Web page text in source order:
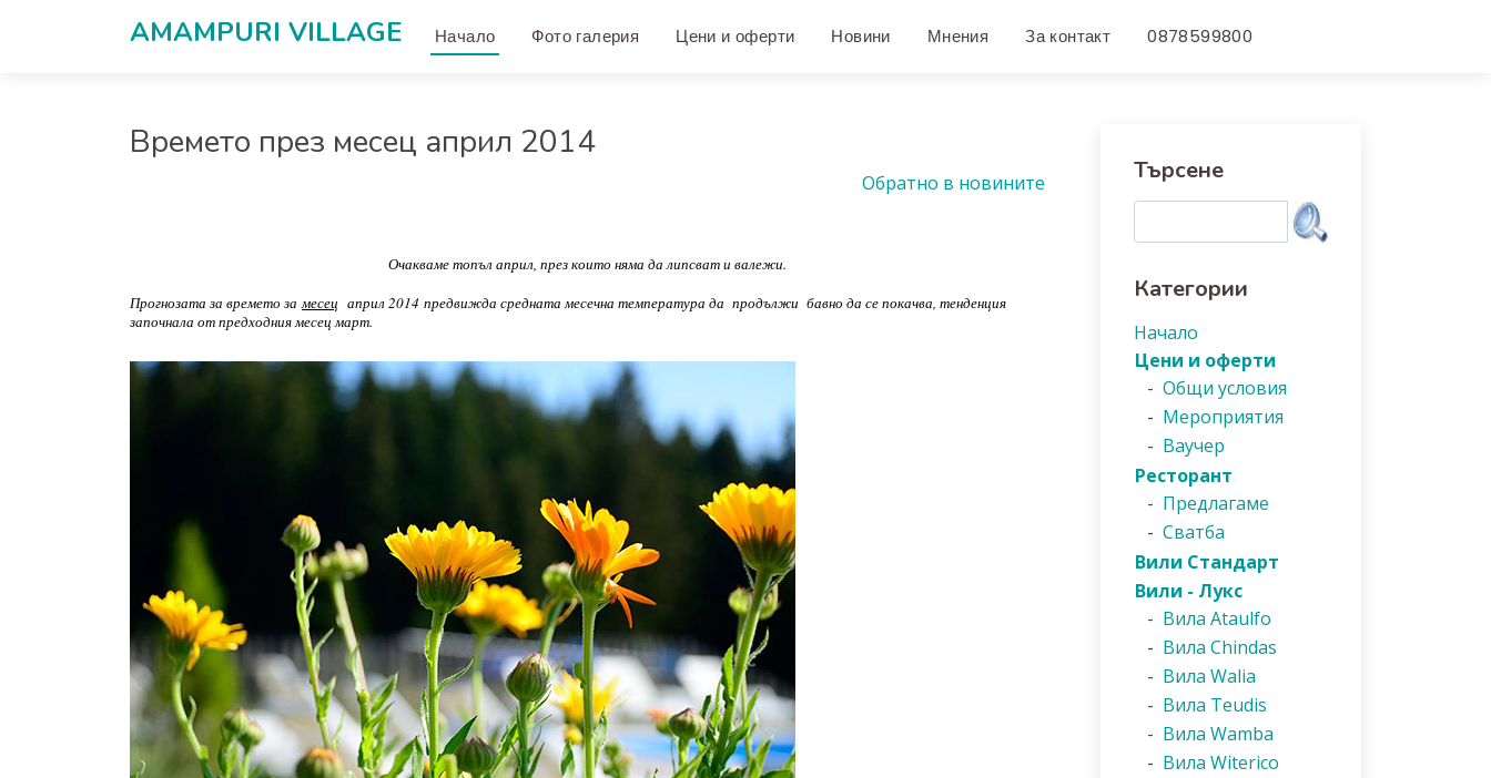
AMAMPURI VILLAGЕ Начало Фото галерия Цени и оферти Новини Мнения За контакт 0878599800
Времето през месец април 2014
Обратно в новините
Очакваме топъл април, през които няма да липсват и валежи.
Прогнозата за времето за месец април 2014 предвижда средната месечна температура да продължи бавно да се покачва, тенденция
започнала от предходния месец март.
Търсене
Категории
Начало
Цени и оферти
- Общи условия
- Мероприятия
- Ваучер
Ресторант
- Предлагаме
- Сватба
Вили Стандарт
Вили - Лукс
- Вила Ataulfo
- Вила Chindas
- Вила Walia
- Вила Teudis
- Вила Wamba
- Вила Witerico